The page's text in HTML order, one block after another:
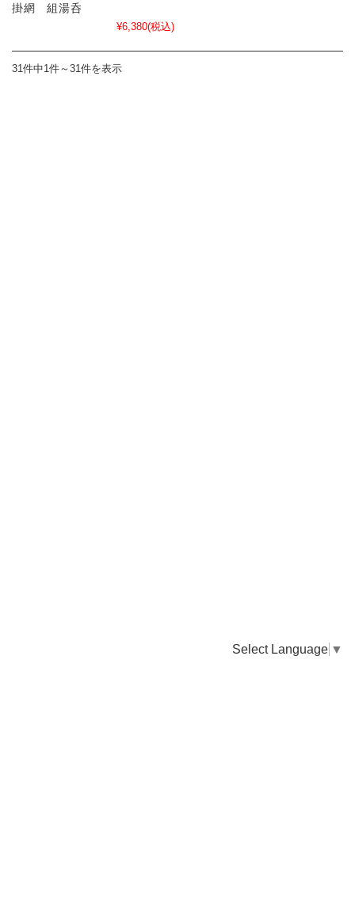
Select Language ▼
掛網 組湯呑
¥6,380(税込)
31件中1件～31件を表示